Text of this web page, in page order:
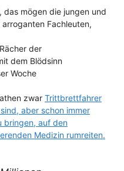
mögen die jungen und
Fachleuten,
der
dem Blödsinn
Woche
zwar Trittbrettfahrer
aber schon immer
bringen, auf den
Medizin rumreiten.